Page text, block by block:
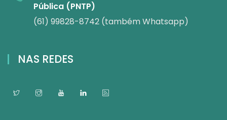
Pública (PNTP)
(61) 99828-8742 (também Whatsapp)
NAS REDES